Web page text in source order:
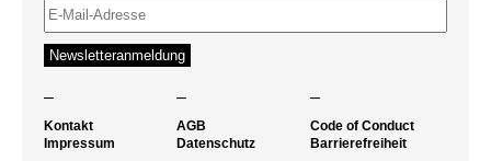
– – –
Kontakt
Impressum
AGB
Datenschutz
Code of Conduct
Barrierefreiheit